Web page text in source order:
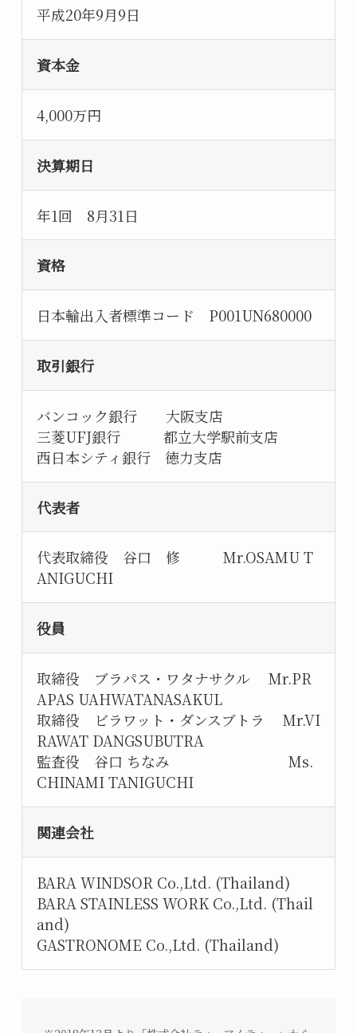
平成20年9月9日
資本金
4,000万円
決算期日
年1回 8月31日
資格
日本輸出入者標準コード P001UN680000
取引銀行
バンコック銀行 大阪支店
三菱UFJ銀行 都立大学駅前支店
西日本シティ銀行 徳力支店
代表者
代表取締役 谷口 修 Mr.OSAMU T
ANIGUCHI
役員
取締役 ブラパス・ワタナサクル Mr.PR
APAS UAHWATANASAKUL
取締役 ビラワット・ダンスブトラ Mr.VI
RAWAT DANGSUBUTRA
監査役 谷口 ちなみ Ms.
CHINAMI TANIGUCHI
関連会社
BARA WINDSOR Co.,Ltd. (Thailand)
BARA STAINLESS WORK Co.,Ltd. (Thail
and)
GASTRONOME Co.,Ltd. (Thailand)